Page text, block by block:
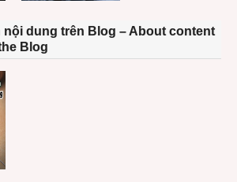
nội dung trên Blog – About content
Blog